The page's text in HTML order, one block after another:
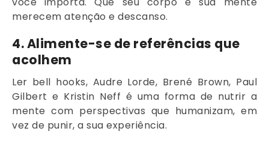
merecem atenção e descanso.
4. Alimente-se de referências que
acolhem
Ler bell hooks, Audre Lorde, Brené Brown, Paul
Gilbert e Kristin Neff é uma forma de nutrir a
mente com perspectivas que humanizam, em
vez de punir, a sua experiência.